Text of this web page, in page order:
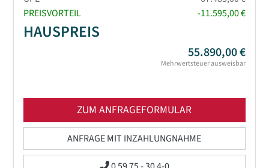
PREISVORTEIL
-11.595,00 €
HAUSPREIS
55.890,00 €
Mehrwertsteuer ausweisbar
ZUM ANFRAGEFORMULAR
ANFRAGE MIT INZAHLUNGNAHME